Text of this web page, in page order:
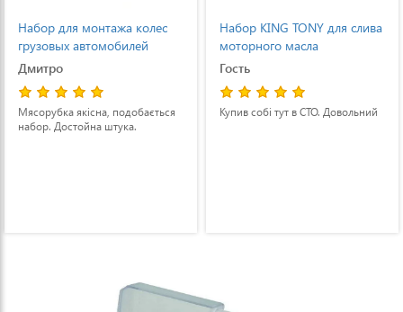
Набор KING TONY для слива
моторного масла
Купив собі тут в СТО. Довольний
Инспекционный
автомобильный
Річ зручна, світить